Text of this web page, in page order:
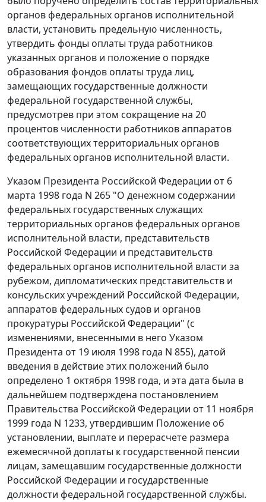
органов федеральных органов исполнительной
власти, установить предельную численность,
утвердить фонды оплаты труда работников
указанных органов и положение о порядке
образования фондов оплаты труда лиц,
замещающих государственные должности
федеральной государственной службы,
предусмотрев при этом сокращение на 20
процентов численности работников аппаратов
соответствующих территориальных органов
федеральных органов исполнительной власти.
Указом Президента Российской Федерации от 6
марта 1998 года N 265 "О денежном содержании
федеральных государственных служащих
территориальных органов федеральных органов
исполнительной власти, представительств
Российской Федерации и представительств
федеральных органов исполнительной власти за
рубежом, дипломатических представительств и
консульских учреждений Российской Федерации,
аппаратов федеральных судов и органов
прокуратуры Российской Федерации" (с
изменениями, внесенными в него Указом
Президента от 19 июля 1998 года N 855), датой
введения в действие этих положений было
определено 1 октября 1998 года, и эта дата была в
дальнейшем подтверждена постановлением
Правительства Российской Федерации от 11 ноября
1999 года N 1233, утвердившим Положение об
установлении, выплате и перерасчете размера
ежемесячной доплаты к государственной пенсии
лицам, замещавшим государственные должности
Российской Федерации и государственные
должности федеральной государственной службы.